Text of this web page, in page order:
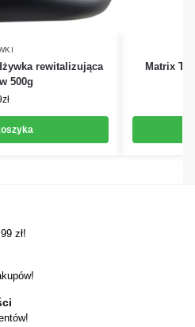
rewitalizująca
500g
zł
Matrix
zł!